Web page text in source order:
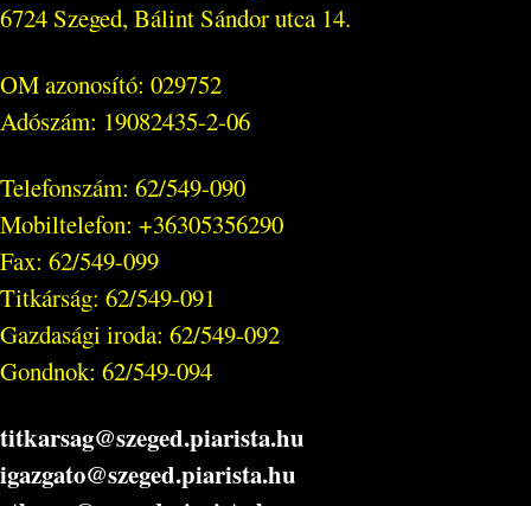
6724 Szeged, Bálint Sándor utca 14.
OM azonosító: 029752
Adószám: 19082435-2-06
Telefonszám: 62/549-090
Mobiltelefon: +36305356290
Fax: 62/549-099
Titkárság: 62/549-091
Gazdasági iroda: 62/549-092
Gondnok: 62/549-094
titkarsag@szeged.piarista.hu
igazgato@szeged.piarista.hu